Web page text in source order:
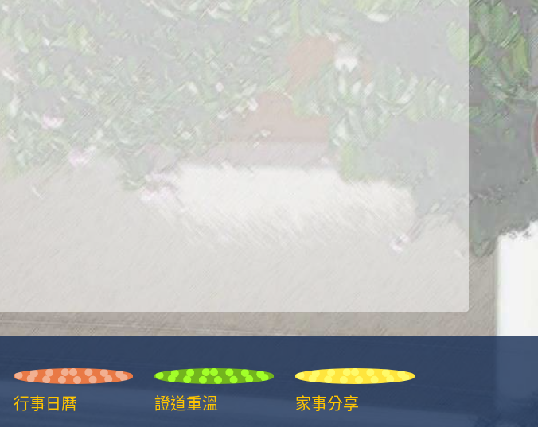
行事日曆 證道重溫 家事分享